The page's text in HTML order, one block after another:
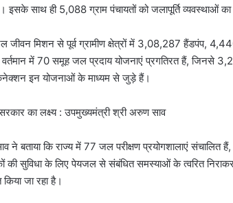
इसके साथ ही 5,088 ग्राम पंचायतों को जलापूर्ति व्यवस्थाओं का
जल जीवन मिशन से पूर्व ग्रामीण क्षेत्रों में 3,08,287 हैंडपंप,
में 70 समूह जल प्रदाय योजनाएं प्रगतिरत हैं, जिनसे
इन योजनाओं के माध्यम से जुड़े हैं।
ने बताया कि राज्य में 77 जल परीक्षण प्रयोगशालाएं संचालित
की सुविधा के लिए पेयजल से संबंधित समस्याओं के त्वरित
जा रहा है।